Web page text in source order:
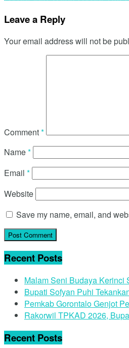
Leave a Reply
Your email address will not be
Comment*
Name*
Email *
Website
Save my name, email, and
Recent Posts
Malam Seni Budaya Kerinci
Bupati Sofyan Puhi
Pemkab Gorontalo Genjot
Rakorwil TPKAD 2026,
Recent Posts